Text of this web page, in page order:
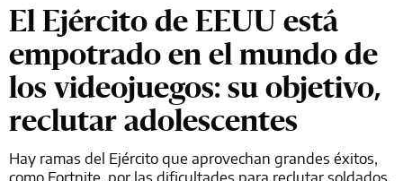
El Ejército de EEUU está
empotrado en el mundo de
los videojuegos: su objetivo,
reclutar adolescentes
Hay ramas del Ejército que aprovechan grandes éxitos,
como Fortnite, por las dificultades para reclutar soldados.